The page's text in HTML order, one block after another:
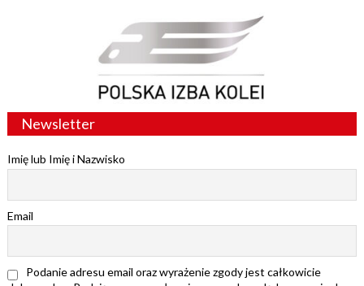
Newsletter
Imię lub Imię i Nazwisko
Email
Podanie adresu email oraz wyrażenie zgody jest całkowicie